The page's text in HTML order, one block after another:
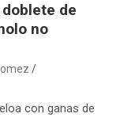
doblete de
no
con ganas de